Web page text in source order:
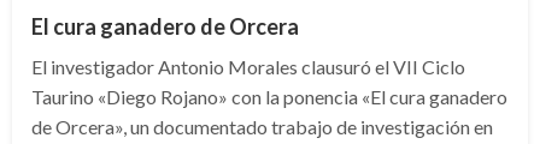
El cura ganadero de Orcera
El investigador Antonio Morales clausuró el VII Ciclo
Taurino «Diego Rojano» con la ponencia «El cura ganadero
de Orcera», un documentado trabajo de investigación en